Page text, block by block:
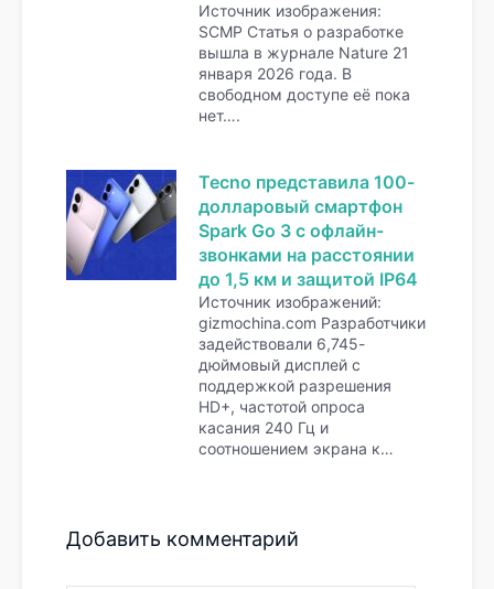
Источник изображения:
SCMP Статья о разработке
вышла в журнале Nature 21
января 2026 года. В
свободном доступе её пока
нет….
Tecno представила 100-
долларовый смартфон
Spark Go 3 с офлайн-
звонками на расстоянии
до 1,5 км и защитой IP64
Источник изображений:
gizmochina.com Разработчики
задействовали 6,745-
дюймовый дисплей с
поддержкой разрешения
HD+, частотой опроса
касания 240 Гц и
соотношением экрана к…
Добавить комментарий